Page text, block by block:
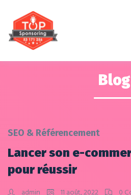
Blog
SEO & Référencement
Lancer son e-
pour réussir
admin 11 août, 2022 0